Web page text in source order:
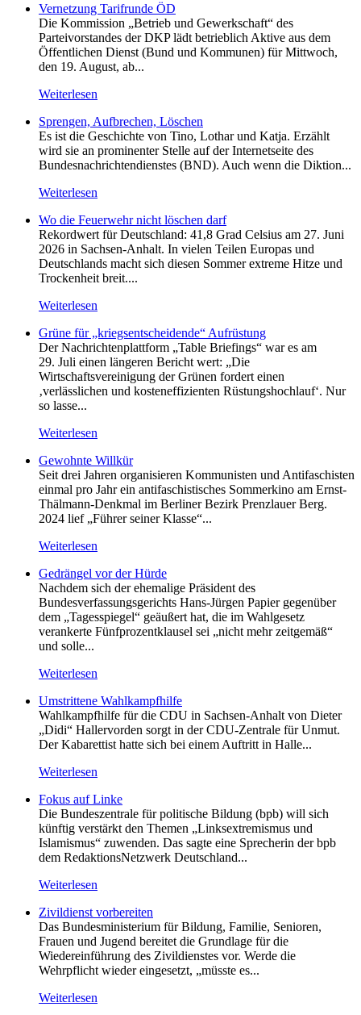
Vernetzung Tarifrunde ÖD
Die Kommission „Betrieb und Gewerkschaft“ des
Parteivorstandes der DKP lädt betrieblich Aktive aus dem
Öffentlichen Dienst (Bund und Kommunen) für Mittwoch,
den 19. August, ab...
Weiterlesen
Sprengen, Aufbrechen, Löschen
Es ist die Geschichte von Tino, Lothar und Katja. Erzählt
wird sie an prominenter Stelle auf der Internetseite des
Bundesnachrichtendienstes (BND). Auch wenn die Diktion...
Weiterlesen
Wo die Feuerwehr nicht löschen darf
Rekordwert für Deutschland: 41,8 Grad Celsius am 27. Juni
2026 in Sachsen-Anhalt. In vielen Teilen Europas und
Deutschlands macht sich diesen Sommer extreme Hitze und
Trockenheit breit....
Weiterlesen
Grüne für „kriegsentscheidende“ Aufrüstung
Der Nachrichtenplattform „Table Briefings“ war es am
29. Juli einen längeren Bericht wert: „Die
Wirtschaftsvereinigung der Grünen fordert einen
‚verlässlichen und kosteneffizienten Rüstungshochlauf‘. Nur
so lasse...
Weiterlesen
Gewohnte Willkür
Seit drei Jahren organisieren Kommunisten und Antifaschisten
einmal pro Jahr ein antifaschistisches Sommerkino am Ernst-
Thälmann-Denkmal im Berliner Bezirk Prenzlauer Berg.
2024 lief „Führer seiner Klasse“...
Weiterlesen
Gedrängel vor der Hürde
Nachdem sich der ehemalige Präsident des
Bundesverfassungsgerichts Hans-Jürgen Papier gegenüber
dem „Tagesspiegel“ geäußert hat, die im Wahlgesetz
verankerte Fünfprozentklausel sei „nicht mehr zeitgemäß“
und solle...
Weiterlesen
Umstrittene Wahlkampfhilfe
Wahlkampfhilfe für die CDU in Sachsen-Anhalt von Dieter
„Didi“ Hallervorden sorgt in der CDU-Zentrale für Unmut.
Der Kabarettist hatte sich bei einem Auftritt in Halle...
Weiterlesen
Fokus auf Linke
Die Bundeszentrale für politische Bildung (bpb) will sich
künftig verstärkt den Themen „Linksextremismus und
Islamismus“ zuwenden. Das sagte eine Sprecherin der bpb
dem RedaktionsNetzwerk Deutschland...
Weiterlesen
Zivildienst vorbereiten
Das Bundesministerium für Bildung, Familie, Senioren,
Frauen und Jugend bereitet die Grundlage für die
Wiedereinführung des Zivildienstes vor. Werde die
Wehrpflicht wieder eingesetzt, „müsste es...
Weiterlesen